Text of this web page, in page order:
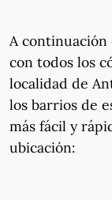
A
con todos los
localidad de
los barrios de
más fácil y
ubicación: